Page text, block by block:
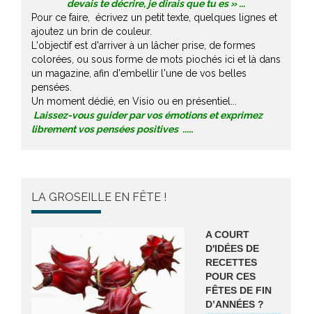
devais te décrire, je dirais que tu es » ...
Pour ce faire, écrivez un petit texte, quelques lignes et
ajoutez un brin de couleur.
L'objectif est d'arriver à un lâcher prise, de formes
colorées, ou sous forme de mots piochés ici et là dans
un magazine, afin d'embellir l'une de vos belles
pensées.
Un moment dédié, en Visio ou en présentiel...
Laissez-vous guider par vos émotions et exprimez
librement vos pensées positives .....
LA GROSEILLE EN FÊTE !
A COURT
D'IDÉES DE
RECETTES
POUR CES
FÊTES DE FIN
D’ANNÉES ?